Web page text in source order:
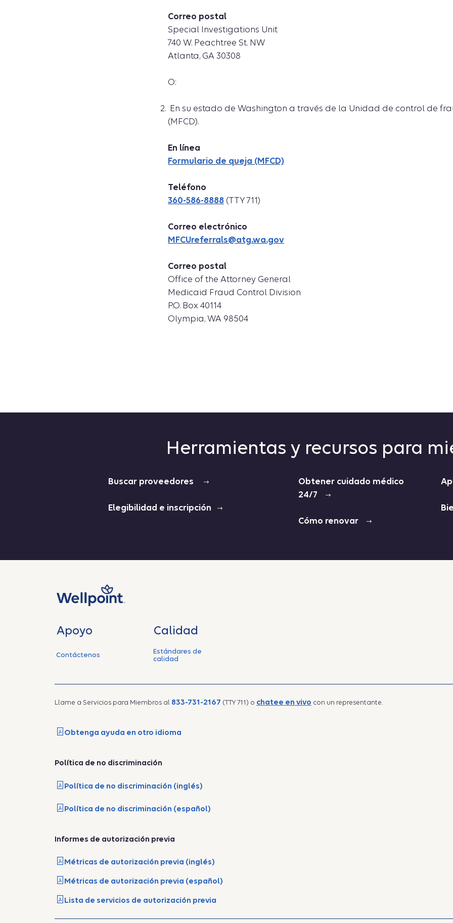
Correo postal
Special Investigations Unit
740 W. Peachtree St. NW
Atlanta, GA 30308
O:
En su estado de Washington a través de la Unidad de control de
(MFCD).
En línea
Formulario de queja (MFCD)
Teléfono
360-586-8888 (TTY 711)
Correo electrónico
MFCUreferrals@atg.wa.gov
Correo postal
Office of the Attorney General
Medicaid Fraud Control Division
P.O. Box 40114
Olympia, WA 98504
Herramientas y recursos para
Buscar proveedores
Elegibilidad e inscripción
Obtener cuidado médico
24/7
Cómo renovar
Apoyo
Contáctenos
Calidad
Estándares de
calidad
Llame a Servicios para Miembros al 833-731-2167 (TTY 711) o chatee en vivo con un representante.
Obtenga ayuda en otro idioma
Política de no discriminación
Política de no discriminación (inglés)
Política de no discriminación (español)
Informes de autorización previa
Métricas de autorización previa (inglés)
Métricas de autorización previa (español)
Lista de servicios de autorización previa